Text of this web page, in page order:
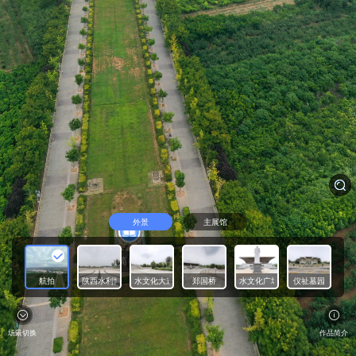
简介
外景 主展馆
航拍 陕西水利博物馆正门水文化大道 郑国桥 水文化广场 仪祉墓园
场景切换 作品简介